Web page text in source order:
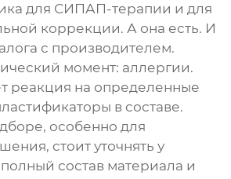
для СИПАП-терапии и для
коррекции. А она есть. И
с производителем.
момент: аллергии.
реакция на определенные
в составе.
особенно для
стоит уточнять у
состав материала и